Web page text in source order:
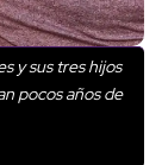
y sus tres hijos
pocos años de